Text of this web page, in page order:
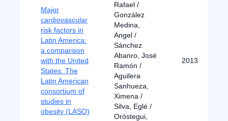
Major
cardiovascular
risk factors in
Latin America:
a comparison
with the United
States. The
Latin American
consortium of
studies in
obesity (LASO)
Rafael /
González
Medina,
Angel /
Sánchez
Abanro, José
Ramón /
Aguilera
Sanhueza,
Ximena /
Silva, Eglé /
Oróstegui,
2013